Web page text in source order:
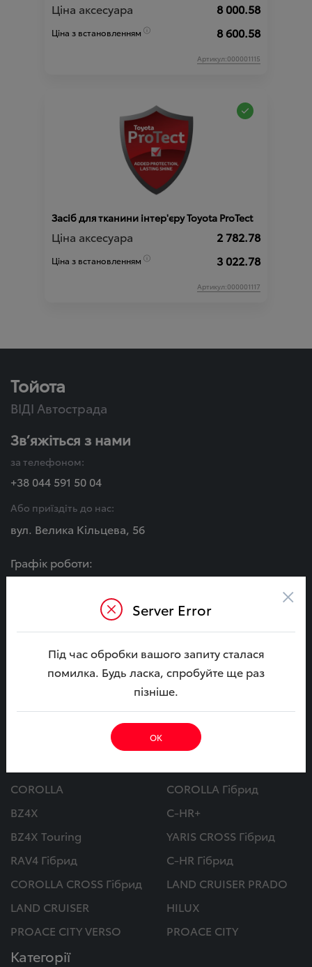
Ціна аксесуара 8 000.58
Ціна з встановленням 8 600.58
Артикул:000001115
Засіб для тканини інтер'єру Toyota ProTect
Ціна аксесуара 2 782.78
Ціна з встановленням 3 022.78
Артикул:000001117
Тойота
ВІДІ Автострада
Зв’яжіться з нами
за телефоном:
+38 044 591 50 04
Або приїздіть до нас:
вул. Велика Кільцева, 56
Графік роботи:
МИ В СОЦ. МЕРЕЖАХ
COROLLA
COROLLA Гібрид
BZ4X
C-HR+
BZ4X Touring
YARIS CROSS Гібрид
RAV4 Гібрид
C-HR Гібрид
COROLLA CROSS Гібрид
LAND CRUISER PRADO
LAND CRUISER
HILUX
PROACE CITY VERSO
PROACE CITY
Категорії
Server Error ×
Під час обробки вашого запиту сталася
помилка. Будь ласка, спробуйте ще раз
пізніше.
ОК